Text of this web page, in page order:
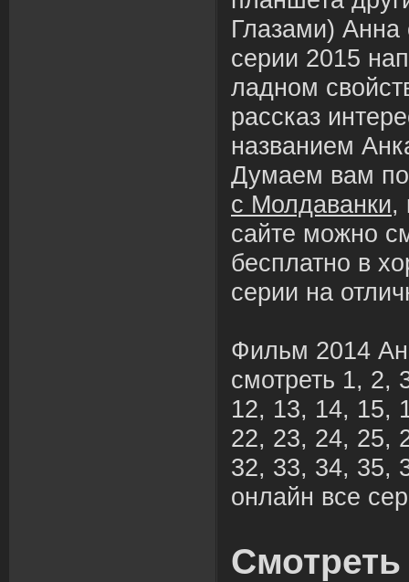
Глазами)
серии 2015
ладном
рассказ
названием
Думаем вам
с Молдаванки,
сайте можно
бесплатно в
серии на
Фильм 2014
смотреть 1, 2,
12, 13, 14, 15,
22, 23, 24, 25,
32, 33, 34, 35,
онлайн все